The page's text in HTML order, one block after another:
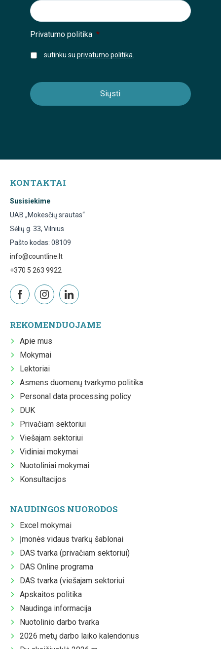
Privatumo politika *
sutinku su privatumo politika
KONTAKTAI
Susisiekime
UAB „Mokesčių srautas“
Sėlių g. 33, Vilnius
Pašto kodas: 08109
info@countline.lt
+370 5 263 9922
REKOMENDUOJAME
Apie mus
Mokymai
Lektoriai
Asmens duomenų tvarkymo politika
Personal data processing policy
DUK
Privačiam sektoriui
Viešajam sektoriui
Vidiniai mokymai
Nuotoliniai mokymai
Konsultacijos
NAUDINGOS NUORODOS
Excel mokymai
Įmonės vidaus tvarkų šablonai
DAS tvarka (privačiam sektoriui)
DAS Online programa
DAS tvarka (viešajam sektoriui
Apskaitos politika
Naudinga informacija
Nuotolinio darbo tvarka
2026 metų darbo laiko kalendorius